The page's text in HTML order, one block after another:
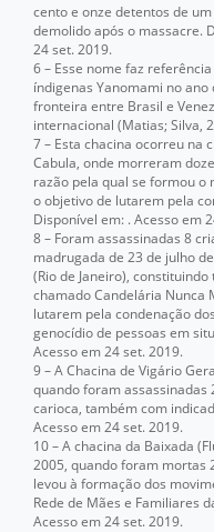
cento e onze detentos de
demolido após o massacre.
24 set. 2019.
6 – Esse nome faz
índigenas Yanomami no
fronteira entre Brasil e
internacional (Matias; Silva,
7 – Esta chacina ocorreu na
Cabula, onde morreram
razão pela qual se formou o
o objetivo de lutarem pela
Disponível em: . Acesso em
8 – Foram assassinadas 8
madrugada de 23 de julho
(Rio de Janeiro),
chamado Candelária Nunca
lutarem pela condenação
genocídio de pessoas em
Acesso em 24 set. 2019.
9 – A Chacina de Vigário
quando foram assassinadas
carioca, também com
Acesso em 24 set. 2019.
10 – A chacina da Baixada
2005, quando foram mortas
levou à formação dos
Rede de Mães e Familiares
Acesso em 24 set. 2019.